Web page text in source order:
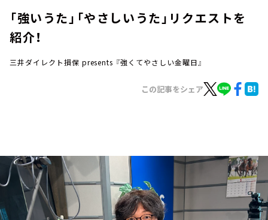
お知らせ
イベント・グッズ
YouTube
会社情報
「強いうた」「やさしいうた」リクエストを
紹介！
三井ダイレクト損保 presents 『強くてやさしい金曜日』
この記事をシェア